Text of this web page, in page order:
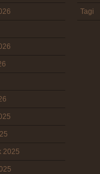
2025
Tagi